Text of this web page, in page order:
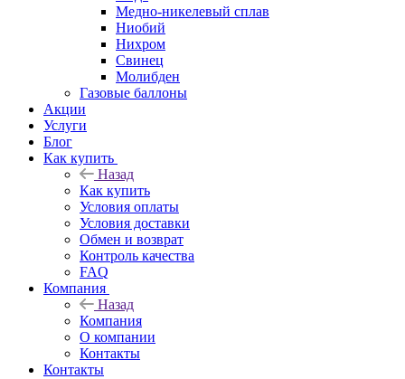
Медно-никелевый сплав
Ниобий
Нихром
Свинец
Молибден
Газовые баллоны
Акции
Услуги
Блог
Как купить
Назад
Как купить
Условия оплаты
Условия доставки
Обмен и возврат
Контроль качества
FAQ
Компания
Назад
Компания
О компании
Контакты
Контакты